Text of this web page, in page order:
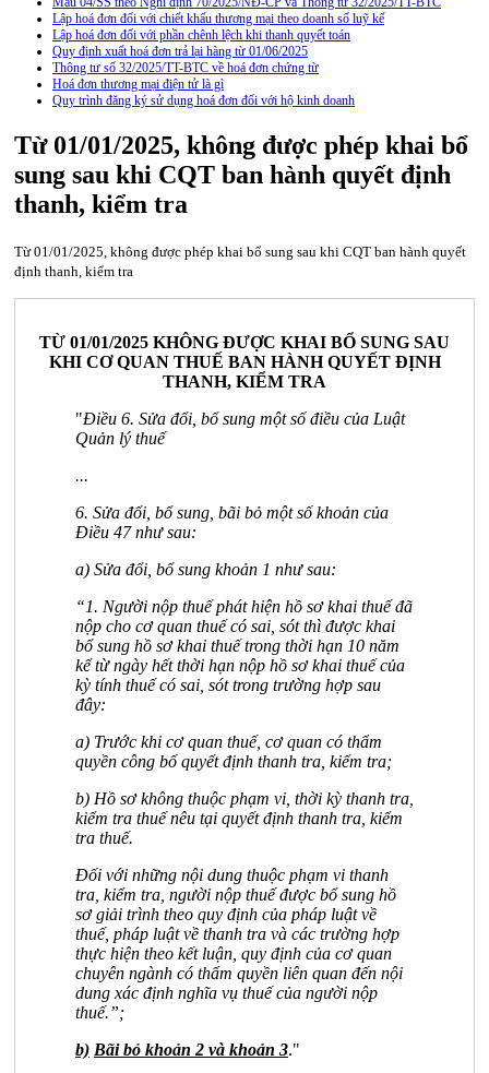
Lập hoá đơn đối với chiết khấu thương mại theo doanh số luỹ kế
Lập hoá đơn đối với phần chênh lệch khi thanh quyết toán
Quy định xuất hoá đơn trả lại hàng từ 01/06/2025
Thông tư số 32/2025/TT-BTC về hoá đơn chứng từ
Hoá đơn thương mại điện tử là gì
Quy trình đăng ký sử dụng hoá đơn đối với hộ kinh doanh
Từ 01/01/2025, không được phép khai bổ
sung sau khi CQT ban hành quyết định
thanh, kiểm tra
Từ 01/01/2025, không được phép khai bổ sung sau khi CQT ban hành quyết
định thanh, kiểm tra
TỪ 01/01/2025 KHÔNG ĐƯỢC KHAI BỔ SUNG SAU
KHI CƠ QUAN THUẾ BAN HÀNH QUYẾT ĐỊNH
THANH, KIỂM TRA
"Điều 6. Sửa đổi, bổ sung một số điều của Luật
Quản lý thuế
...
6. Sửa đổi, bổ sung, bãi bỏ một số khoản của
Điều 47 như sau:
a) Sửa đổi, bổ sung khoản 1 như sau:
“1. Người nộp thuế phát hiện hồ sơ khai thuế đã
nộp cho cơ quan thuế có sai, sót thì được khai
bổ sung hồ sơ khai thuế trong thời hạn 10 năm
kể từ ngày hết thời hạn nộp hồ sơ khai thuế của
kỳ tính thuế có sai, sót trong trường hợp sau
đây:
a) Trước khi cơ quan thuế, cơ quan có thẩm
quyền công bố quyết định thanh tra, kiểm tra;
b) Hồ sơ không thuộc phạm vi, thời kỳ thanh tra,
kiểm tra thuế nêu tại quyết định thanh tra, kiểm
tra thuế.
Đối với những nội dung thuộc phạm vi thanh
tra, kiểm tra, người nộp thuế được bổ sung hồ
sơ giải trình theo quy định của pháp luật về
thuế, pháp luật về thanh tra và các trường hợp
thực hiện theo kết luận, quy định của cơ quan
chuyên ngành có thẩm quyền liên quan đến nội
dung xác định nghĩa vụ thuế của người nộp
thuế.”;
b) Bãi bỏ khoản 2 và khoản 3."